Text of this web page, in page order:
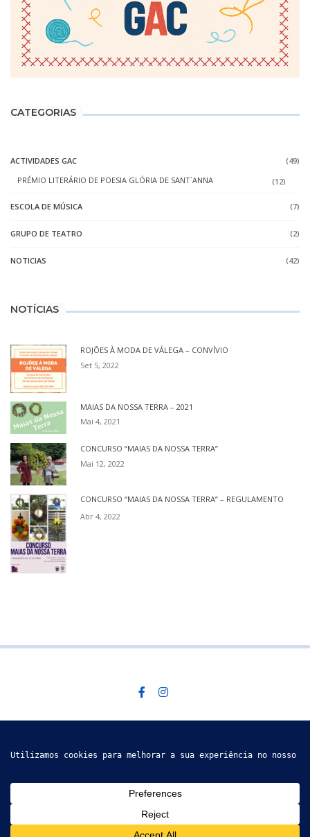
CATEGORIAS
ACTIVIDADES GAC
(49)
PRÉMIO LITERÁRIO DE POESIA GLÓRIA DE SANT´ANNA
(12)
ESCOLA DE MÚSICA (7)
GRUPO DE TEATRO (2)
NOTICIAS (42)
NOTÍCIAS
ROJÕES À MODA DE VÁLEGA – CONVÍVIO
Set 5, 2022
MAIAS DA NOSSA TERRA – 2021
Mai 4, 2021
CONCURSO “MAIAS DA NOSSA TERRA”
Mai 12, 2022
CONCURSO “MAIAS DA NOSSA TERRA” – REGULAMENTO
Abr 4, 2022
Descobre mais
GRUPO DE ACÇÃO CULTURAL DE VÁLEGA © 2019
POWERED BYTHEMEZAA.